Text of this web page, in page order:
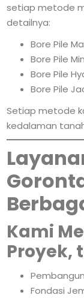
setiap metode
detailnya:
Bore Pile
Bore Pile
Bore Pile
Bore Pile
Setiap metode
kedalaman
Kami
Proyek,
Fondasi